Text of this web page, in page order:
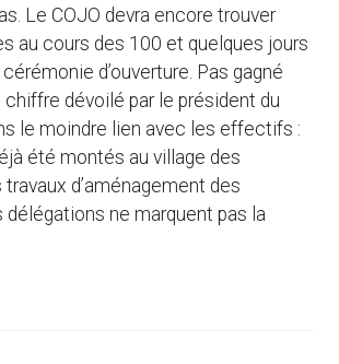
Le COJO devra encore trouver
au cours des 100 et quelques jours
d’ouverture. Pas gagné
chiffre dévoilé par le président du
le moindre lien avec les effectifs :
été montés au village des
d’aménagement des
délégations ne marquent pas la